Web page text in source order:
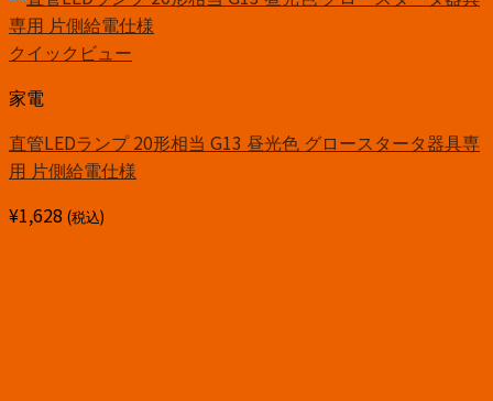
クイックビュー
家電
直管LEDランプ 20形相当 G13 昼光色 グロースタータ器具専
用 片側給電仕様
¥1,628 (税込)